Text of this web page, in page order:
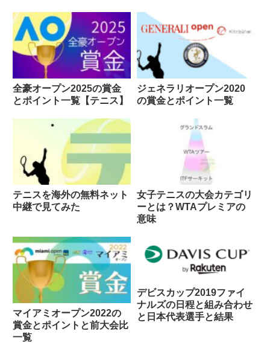
全豪オープン2025の賞金
とポイント一覧【テニス】
ジェネラリオープン2020
の賞金とポイント一覧
テニスを海外の無料ネット
中継で見てみた
女子テニスの大会カテゴリ
ーとは？WTAプレミアの
意味
マイアミオープン2022の
賞金とポイントと前大会比
一覧
デビスカップ2019ファイ
ナルズの日程と組み合わせ
と日本代表選手と結果